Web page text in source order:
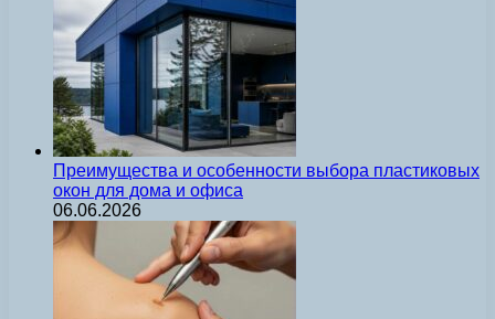
Преимущества и особенности выбора пластиковых
окон для дома и офиса
06.06.2026